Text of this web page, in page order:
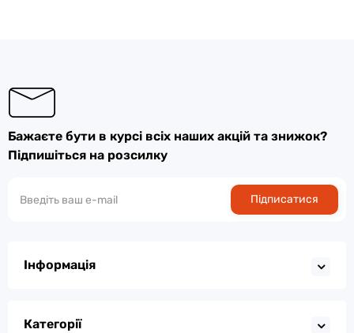
Бажаєте бути в курсі всіх наших акцій та знижок?
Підпишіться на розсилку
Підписатися
Інформація
Категорії